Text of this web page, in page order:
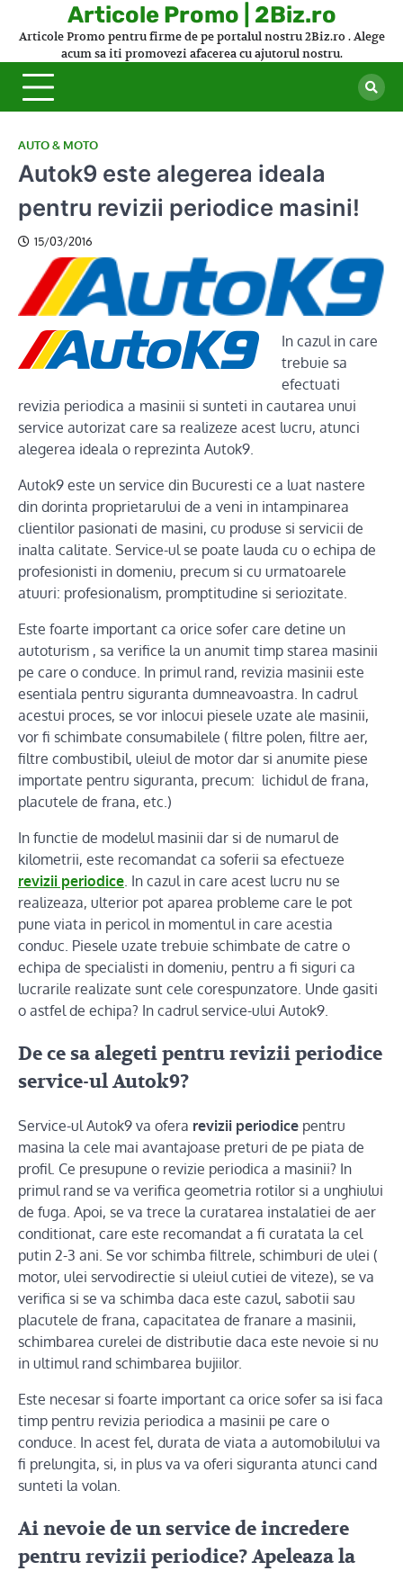
Articole Promo | 2Biz.ro
Articole Promo pentru firme de pe portalul nostru 2Biz.ro . Alege
acum sa iti promovezi afacerea cu ajutorul nostru.
AUTO & MOTO
Autok9 este alegerea ideala
pentru revizii periodice masini!
15/03/2016
In cazul in care
trebuie sa
efectuati
revizia periodica a masinii si sunteti in cautarea unui
service autorizat care sa realizeze acest lucru, atunci
alegerea ideala o reprezinta Autok9.
Autok9 este un service din Bucuresti ce a luat nastere
din dorinta proprietarului de a veni in intampinarea
clientilor pasionati de masini, cu produse si servicii de
inalta calitate. Service-ul se poate lauda cu o echipa de
profesionisti in domeniu, precum si cu urmatoarele
atuuri: profesionalism, promptitudine si seriozitate.
Este foarte important ca orice sofer care detine un
autoturism , sa verifice la un anumit timp starea masinii
pe care o conduce. In primul rand, revizia masinii este
esentiala pentru siguranta dumneavoastra. In cadrul
acestui proces, se vor inlocui piesele uzate ale masinii,
vor fi schimbate consumabilele ( filtre polen, filtre aer,
filtre combustibil, uleiul de motor dar si anumite piese
importate pentru siguranta, precum: lichidul de frana,
placutele de frana, etc.)
In functie de modelul masinii dar si de numarul de
kilometrii, este recomandat ca soferii sa efectueze
revizii periodice. In cazul in care acest lucru nu se
realizeaza, ulterior pot aparea probleme care le pot
pune viata in pericol in momentul in care acestia
conduc. Piesele uzate trebuie schimbate de catre o
echipa de specialisti in domeniu, pentru a fi siguri ca
lucrarile realizate sunt cele corespunzatore. Unde gasiti
o astfel de echipa? In cadrul service-ului Autok9.
De ce sa alegeti pentru revizii periodice
service-ul Autok9?
Service-ul Autok9 va ofera revizii periodice pentru
masina la cele mai avantajoase preturi de pe piata de
profil. Ce presupune o revizie periodica a masinii? In
primul rand se va verifica geometria rotilor si a unghiului
de fuga. Apoi, se va trece la curatarea instalatiei de aer
conditionat, care este recomandat a fi curatata la cel
putin 2-3 ani. Se vor schimba filtrele, schimburi de ulei (
motor, ulei servodirectie si uleiul cutiei de viteze), se va
verifica si se va schimba daca este cazul, sabotii sau
placutele de frana, capacitatea de franare a masinii,
schimbarea curelei de distributie daca este nevoie si nu
in ultimul rand schimbarea bujiilor.
Este necesar si foarte important ca orice sofer sa isi faca
timp pentru revizia periodica a masinii pe care o
conduce. In acest fel, durata de viata a automobilului va
fi prelungita, si, in plus va va oferi siguranta atunci cand
sunteti la volan.
Ai nevoie de un service de incredere
pentru revizii periodice? Apeleaza la